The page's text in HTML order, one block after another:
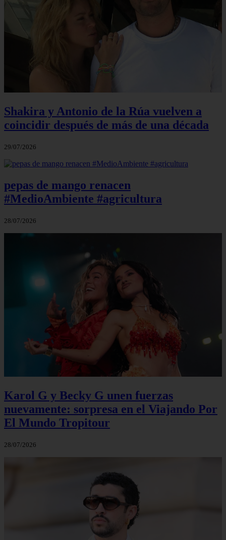
Shakira y Antonio de la Rúa vuelven a
coincidir después de más de una década
29/07/2026
pepas de mango renacen
#MedioAmbiente #agricultura
28/07/2026
Karol G y Becky G unen fuerzas
nuevamente: sorpresa en el Viajando Por
El Mundo Tropitour
28/07/2026